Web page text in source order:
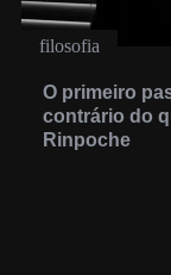
filosofia
O primeiro
contrário do
Rinpoche